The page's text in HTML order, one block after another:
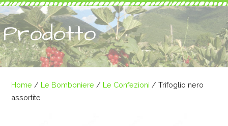
Prodotto
Home / Le Bomboniere / Le Confezioni / Trifoglio nero
assortite